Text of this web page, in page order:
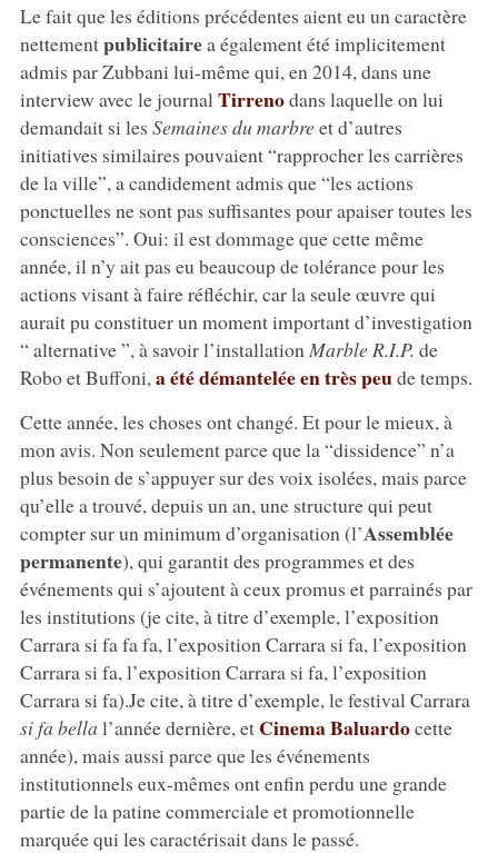
Le fait que les éditions précédentes aient eu un caractère
nettementpublicitairea également été implicitement
admis par Zubbani lui-même qui, en 2014, dans une
interview avec le journal Tirrenodans laquelle on lui
demandait si les Semaines du marbreet d’autres
initiatives similaires pouvaient “rapprocher les carrières
de la ville”, a candidement admis que “les actions
ponctuelles ne sont pas suffisantes pour apaiser toutes les
consciences”. Oui: il est dommage que cette même
année, il n’y ait pas eu beaucoup de tolérance pour les
actions visant à faire réfléchir, car la seule œuvre qui
aurait pu constituer un moment important d’investigation
“ alternative ”, à savoir l’installation Marble R.I.P. de
Robo et Buffoni, a été démantelée en très peude temps.
Cette année, les choses ont changé. Et pour le mieux, à
mon avis. Non seulement parce que la “dissidence” n’a
plus besoin de s’appuyer sur des voix isolées, mais parce
qu’elle a trouvé, depuis un an, une structure qui peut
compter sur un minimum d’organisation (l’Assemblée
permanente), qui garantit des programmes et des
événements qui s’ajoutent à ceux promus et parrainés par
les institutions (je cite, à titre d’exemple, l’exposition
Carrara si fa fa fa, l’exposition Carrara si fa, l’exposition
Carrara si fa, l’exposition Carrara si fa, l’exposition
Carrara si fa).Je cite, à titre d’exemple, le festival Carrara
si fa bella l’année dernière, et Cinema Baluardocette
année), mais aussi parce que les événements
institutionnels eux-mêmes ont enfin perdu une grande
partie de la patine commerciale et promotionnelle
marquée qui les caractérisait dans le passé.